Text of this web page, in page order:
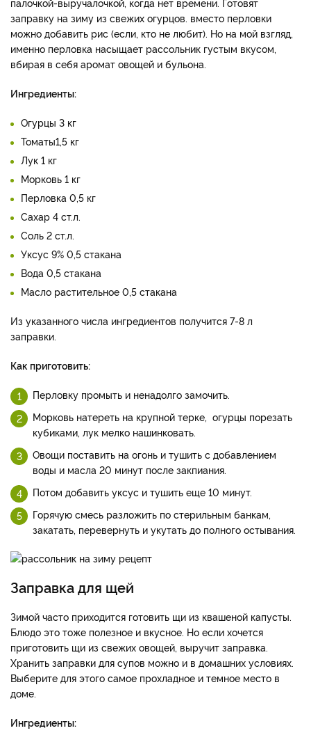
заправку на зиму из свежих огурцов. вместо перловки
можно добавить рис (если, кто не любит). Но на мой взгляд,
именно перловка насыщает рассольник густым вкусом,
вбирая в себя аромат овощей и бульона.
Ингредиенты:
Огурцы 3 кг
Томаты1,5 кг
Лук 1 кг
Морковь 1 кг
Перловка 0,5 кг
Сахар 4 ст.л.
Соль 2 ст.л.
Уксус 9% 0,5 стакана
Вода 0,5 стакана
Масло растительное 0,5 стакана
Из указанного числа ингредиентов получится 7-8 л
заправки.
Как приготовить:
Перловку промыть и ненадолго замочить.
Морковь натереть на крупной терке, огурцы порезать
кубиками, лук мелко нашинковать.
Овощи поставить на огонь и тушить с добавлением
воды и масла 20 минут после закпиания.
Потом добавить уксус и тушить еще 10 минут.
Горячую смесь разложить по стерильным банкам,
закатать, перевернуть и укутать до полного остывания.
Заправка для щей
Зимой часто приходится готовить щи из квашеной капусты.
Блюдо это тоже полезное и вкусное. Но если хочется
приготовить щи из свежих овощей, выручит заправка.
Хранить заправки для супов можно и в домашних условиях.
Выберите для этого самое прохладное и темное место в
доме.
Ингредиенты: